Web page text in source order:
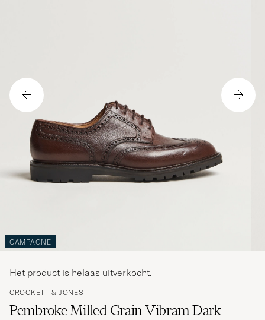
CAMPAGNE
CROCKETT & JONES
Pembroke Milled Grain Vibram Dark
Het product is helaas uitverkocht.